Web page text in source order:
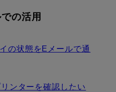
の活用
の状態をEメールで通
ンターを確認したい